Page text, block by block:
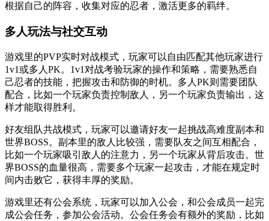
根据自己的阵容，收集对应的忍者，激活更多的羁绊。
多人玩法与社交互动
游戏里的PVP实时对战模式，玩家可以自由匹配其他玩家进行
1v1或多人PK。1v1对战考验玩家的操作和策略，需要熟悉自
己忍者的技能，把握攻击和防御的时机。多人PK则需要团队
配合，比如一个玩家负责控制敌人，另一个玩家负责输出，这
样才能取得胜利。
好友组队共战模式，玩家可以邀请好友一起挑战高难度副本和
世界BOSS。副本里的敌人比较强，需要队友之间互相配合，
比如一个玩家吸引敌人的注意力，另一个玩家从背后攻击。世
界BOSS的血量很高，需要多个玩家一起攻击，才能在规定时
间内击败它，获得丰厚的奖励。
游戏里还有公会系统，玩家可以加入公会，和公会成员一起完
成公会任务，参加公会活动。公会任务会有额外的奖励，比如